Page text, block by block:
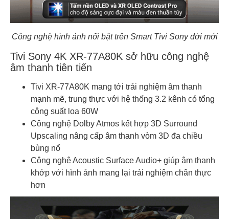
Công nghệ hình ảnh nổi bật trên Smart Tivi Sony đời mới
Tivi Sony 4K XR-77A80K sở hữu công nghệ
âm thanh tiên tiến
Tivi XR-77A80K mang tới trải nghiệm âm thanh
mạnh mẽ, trung thực với hệ thống 3.2 kênh có tổng
công suất loa 60W
Công nghệ Dolby Atmos kết hợp 3D Surround
Upscaling nâng cấp âm thanh vòm 3D đa chiều
bùng nổ
Công nghệ Acoustic Surface Audio+ giúp âm thanh
khớp với hình ảnh mang lại trải nghiệm chân thực
hơn